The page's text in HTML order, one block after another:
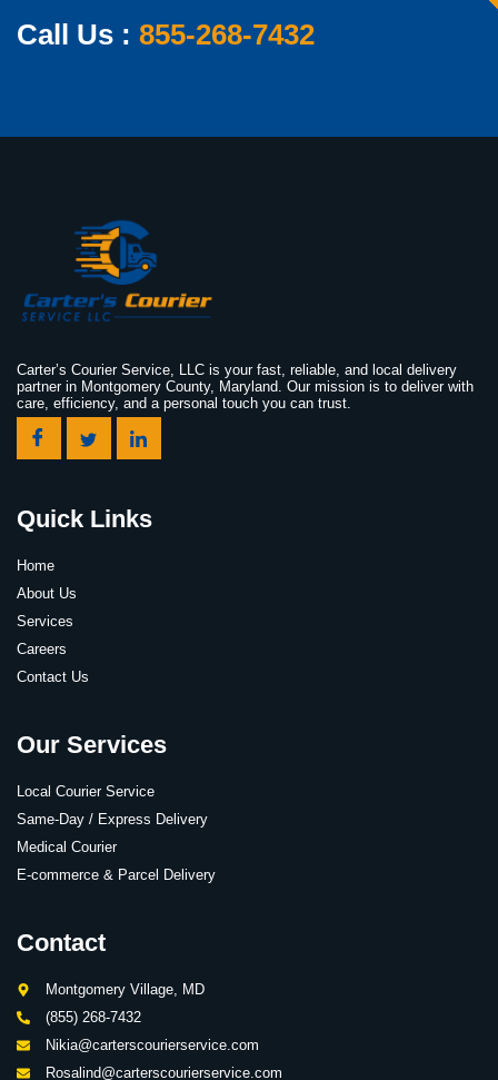
Call Us : 855-268-7432
Carter’s Courier Service, LLC is your fast, reliable, and local delivery
partner in Montgomery County, Maryland. Our mission is to deliver with
care, efficiency, and a personal touch you can trust.
Quick Links
Home
About Us
Services
Careers
Contact Us
Our Services
Local Courier Service
Same-Day / Express Delivery
Medical Courier
E-commerce & Parcel Delivery
Contact
Montgomery Village, MD
(855) 268-7432
Nikia@carterscourierservice.com
Rosalind@carterscourierservice.com